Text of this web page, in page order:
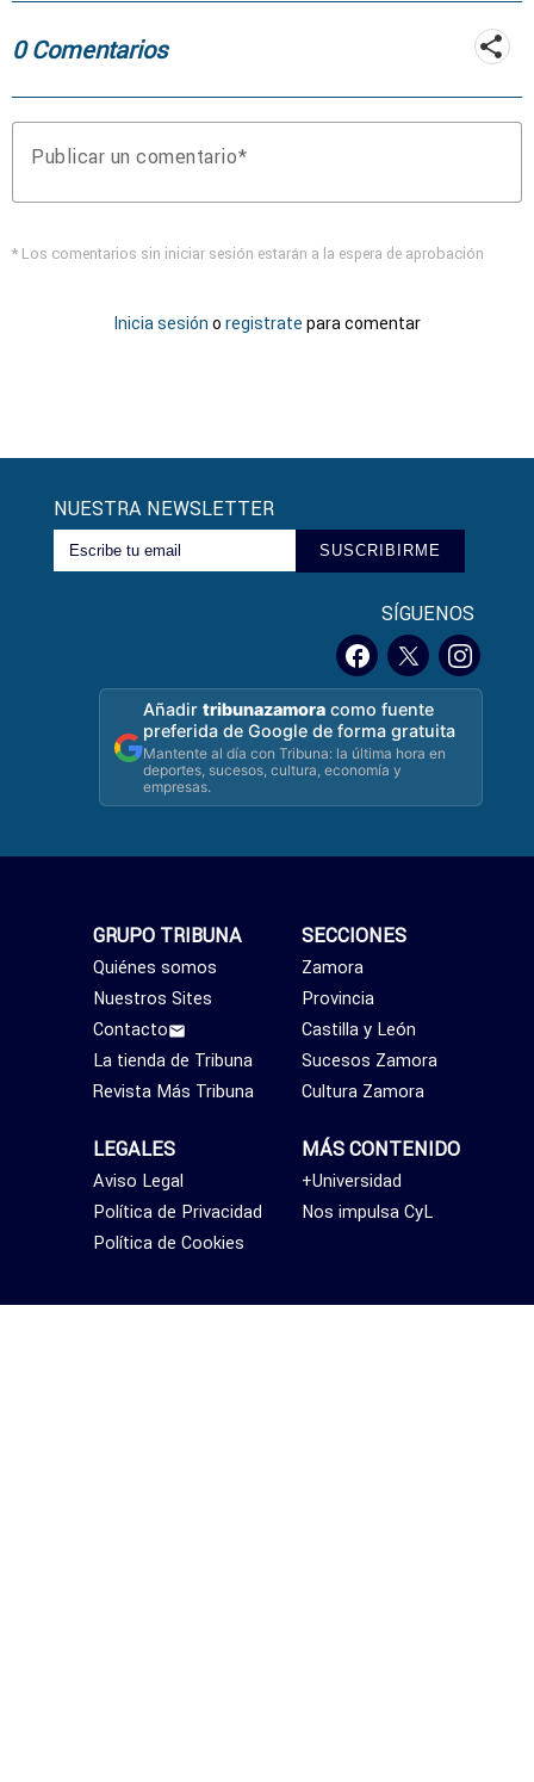
0 Comentarios
Publicar un comentario
* Los comentarios sin iniciar sesión estarán a la espera de aprobación
Inicia sesión o registrate para comentar
NUESTRA NEWSLETTER
SUSCRIBIRME
SÍGUENOS
Añadirtribunazamora como fuente
preferida de Google de forma gratuita
Mantente al día con Tribuna: la última hora en
deportes, sucesos, cultura, economía y
empresas.
SECCIONES
Zamora
Provincia
Castilla y León
Sucesos Zamora
Cultura Zamora
MÁS CONTENIDO
+Universidad
Nos impulsa CyL
GRUPO TRIBUNA
Quiénes somos
Nuestros Sites
Contacto
La tienda de Tribuna
Revista Más Tribuna
LEGALES
Aviso Legal
Política de Privacidad
Política de Cookies